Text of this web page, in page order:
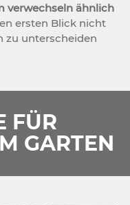
verwechseln ähnlich
ersten Blick nicht
zu unterscheiden
FÜR
GARTEN